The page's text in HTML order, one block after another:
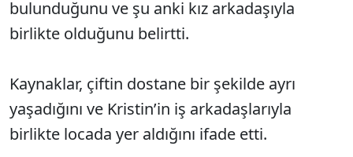
bulunduğunu ve şu anki kız arkadaşıyla
birlikte olduğunu belirtti.
Kaynaklar, çiftin dostane bir şekilde ayrı
yaşadığını ve Kristin’in iş arkadaşlarıyla
birlikte locada yer aldığını ifade etti.